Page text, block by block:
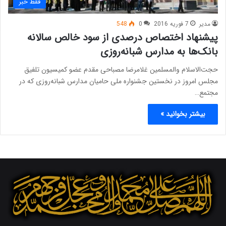
مدیر 7 فوریه 2016 0
548
پیشنهاد اختصاص درصدی از سود خالص سالانه
بانک‌ها به مدارس شبانه‌روزی
حجت‌الاسلام والمسلمین غلامرضا مصباحی مقدم عضو کمیسیون تلفیق
مجلس امروز در نخستین جشنواره ملی حامیان مدارس شبانه‌روزی که در
مجتمع…
بیشتر بخوانید »